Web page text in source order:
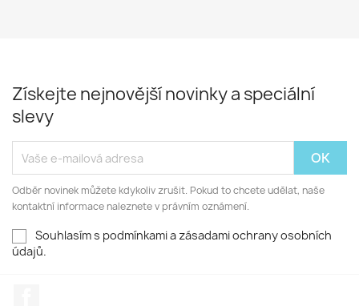
Získejte nejnovější novinky a speciální
slevy
Odběr novinek můžete kdykoliv zrušit. Pokud to chcete udělat, naše
kontaktní informace naleznete v právním oznámení.
Souhlasím s podmínkami a zásadami ochrany osobních
údajů.